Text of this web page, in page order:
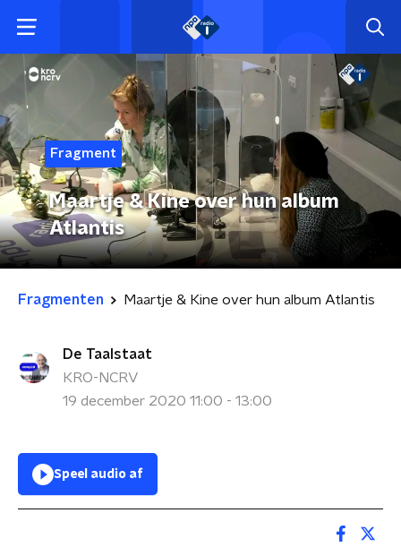
Fragment
Maartje & Kine over hun album
Atlantis
Fragmenten Maartje & Kine over hun album Atlantis
De Taalstaat
KRO-NCRV
19 december 2020 11:00 - 13:00
Speel audio af